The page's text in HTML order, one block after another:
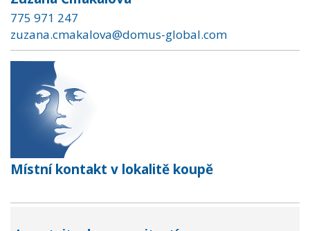
775 971 247
zuzana.cmakalova@domus-global.com
Místní kontakt v lokalitě koupě